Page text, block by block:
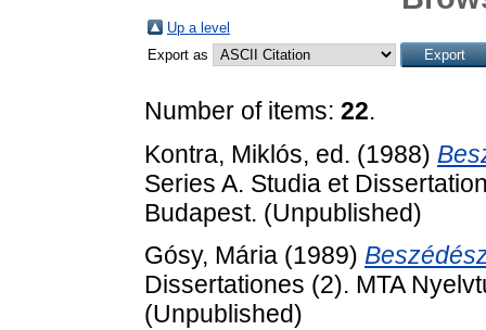
Up a level
Export as
Number of items: 22.
Kontra, Miklós, ed. (1988)
Series A. Studia et
Budapest. (Unpublished)
Gósy, Mária (1989)
Dissertationes (2). MTA
(Unpublished)